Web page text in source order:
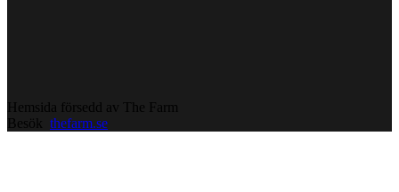
Hemsida försedd av The Farm
Besök thefarm.se